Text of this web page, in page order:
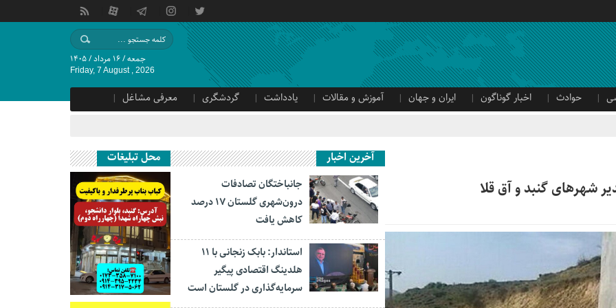
جمعه / ۱۶ مرداد / ۱۴۰۵
Friday, 7 August , 2026
حوادث اخبار گوناگون ایران و جهان آموزش و مقالات یادداشت گردشگری
معرفی مشاغل
آخرین اخبار
جانباختگان تصادفات
درون‌شهری گلستان ۱۷ درصد
کاهش یافت
استاندار: بابک زنجانی با ۱۱
هلدینگ اقتصادی پیگیر
سرمایه‌گذاری در گلستان است
محل تبلیغات